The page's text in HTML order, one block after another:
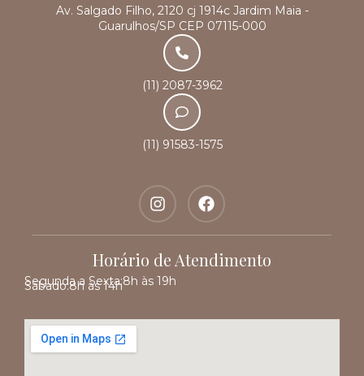
Av. Salgado Filho, 2120 cj 1914c Jardim Maia -
Guarulhos/SP CEP 07115-000
(11) 2087-3962
(11) 91583-1575
Horário de Atendimento
Segunda a Sexta:8h às 19h
Sábado:8h às 14h